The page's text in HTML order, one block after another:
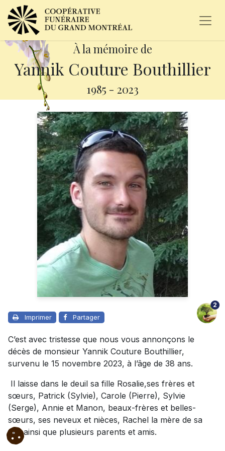
À la mémoire de
Yannik Couture Bouthillier
1985 - 2023
Imprimer Partager
2
C’est avec tristesse que nous vous annonçons le
décès de monsieur Yannik Couture Bouthillier,
survenu le 15 novembre 2023, à l’âge de 38 ans.
Il laisse dans le deuil sa fille Rosalie,ses frères et
sœurs, Patrick (Sylvie), Carole (Pierre), Sylvie
(Serge), Annie et Manon, beaux-frères et belles-
sœurs, ses neveux et nièces, Rachel la mère de sa
fille ainsi que plusieurs parents et amis.